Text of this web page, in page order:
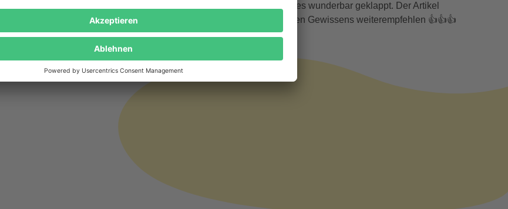
Hallo Team von Danato, ich bin sehr erfreut über die Schallplatte,hat alles wunderbar geklappt. Der Artikel
entspricht meiner Vorstellung alles top,weiter so.Ich kann euch bei besten Gewissens weiterempfehlen 👍👍👍
Herzlich CB
War diese Bewertung hilfreich? (2) (0)